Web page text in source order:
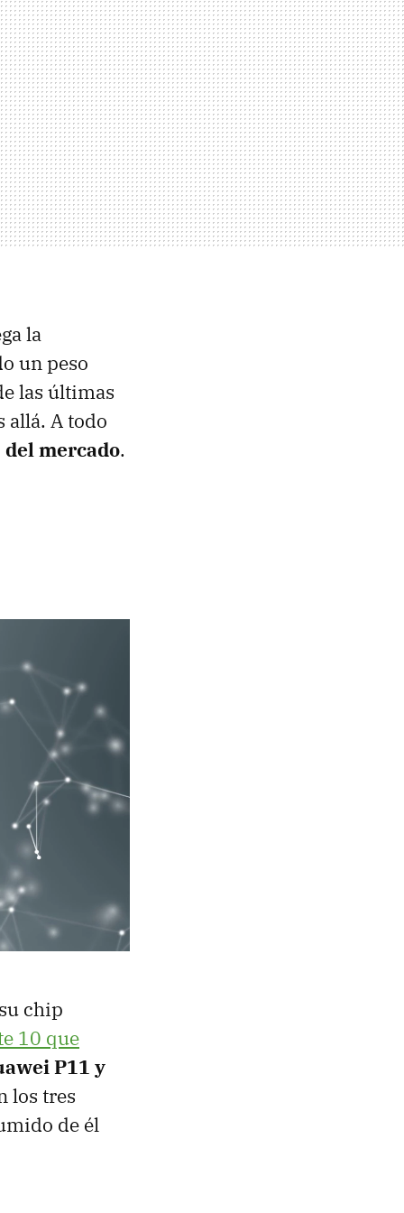
la
un peso
las últimas
allá. A todo
mercado.
chip
10 que
P11 y
los tres
de él